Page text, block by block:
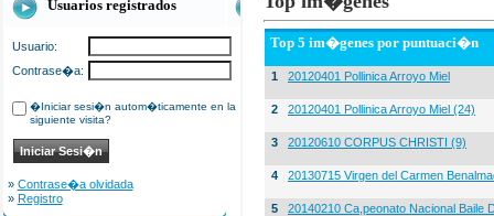
Usuarios registrados
Usuario:
Contrase�a:
�Iniciar sesi�n autom�ticamente en la
siguiente visita?
» Contrase�a olvidada
» Registro
Top 5 im�genes por puntuaci�n
1 20120401 Pollinica Arroyo Miel
2 20120401 Pollinica Arroyo Miel (24)
3 20120610 CORPUS CHRISTI (9)
4 20130715 Virgen del Carmen
5 20140210 Ca,peonato Nacional Baile